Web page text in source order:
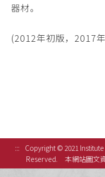
器材。
(2012年初版，2017
:::
Copyright © 2021
Reserved.
本網站圖文